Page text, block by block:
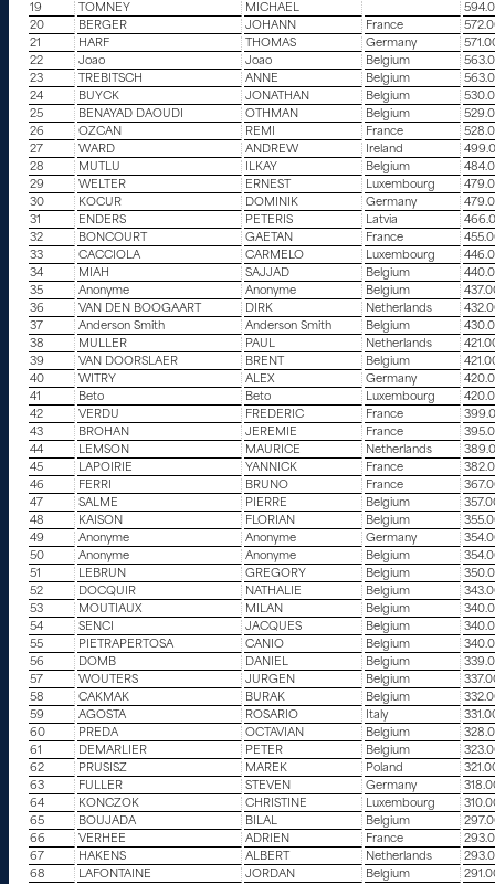
19
TOMNEY MICHAEL
20
BERGER JOHANN France
21
HARF THOMAS Germany
22
Joao Joao Belgium
23
TREBITSCH ANNE Belgium
24
BUYCK JONATHAN Belgium
25
BENAYAD DAOUDI OTHMAN Belgium
26
OZCAN REMI France
27
WARD ANDREW Ireland
28
MUTLU ILKAY Belgium
29
WELTER ERNEST Luxembourg
30
KOCUR DOMINIK Germany
31
ENDERS PETERIS Latvia
32
BONCOURT GAETAN France
33
CACCIOLA CARMELO Luxembourg
34
MIAH SAJJAD Belgium
35
Anonyme Anonyme Belgium
36
VAN DEN BOOGAART DIRK Netherlands
37
Anderson Smith Anderson Smith Belgium
38
MULLER PAUL Netherlands
39
VAN DOORSLAER BRENT Belgium
40
WITRY ALEX Germany
41
Beto Beto Luxembourg
42
VERDU FREDERIC France
43
BROHAN JEREMIE France
44
LEMSON MAURICE Netherlands
45
LAPOIRIE YANNICK France
46
FERRI BRUNO France
47
SALME PIERRE Belgium
48
KAISON FLORIAN Belgium
49
Anonyme Anonyme Germany
50
Anonyme Anonyme Belgium
51
LEBRUN GREGORY Belgium
52
DOCQUIR NATHALIE Belgium
53
MOUTIAUX MILAN Belgium
54
SENCI JACQUES Belgium
55
PIETRAPERTOSA CANIO Belgium
56
DOMB DANIEL Belgium
57
WOUTERS JURGEN Belgium
58
CAKMAK BURAK Belgium
59
AGOSTA ROSARIO Italy
60
PREDA OCTAVIAN Belgium
61
DEMARLIER PETER Belgium
62
PRUSISZ MAREK Poland
63
FULLER STEVEN Germany
64
KONCZOK CHRISTINE Luxembourg
65
BOUJADA BILAL Belgium
66
VERHEE ADRIEN France
67
HAKENS ALBERT Netherlands
68
LAFONTAINE JORDAN Belgium